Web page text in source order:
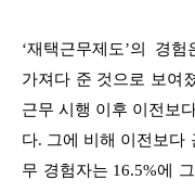
‘재택근무제도’의 경
가져다 준 것으로 보여
근무 시행 이후 이전보
다. 그에 비해 이전보다
무 경험자는 16.5%에